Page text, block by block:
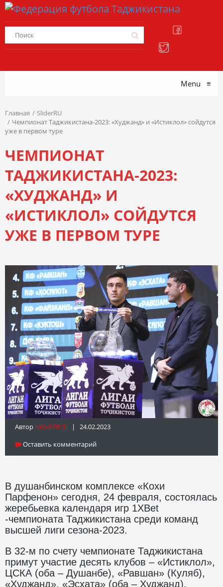
Menu ≡
Главная
SliderRU
Чемпионат Таджикистана-2023: «Худжанд» и «Истиклол» сойдутся
уже в первом туре
ЧЕМПИОНАТ
ТАДЖИКИСТАНА-2023:
«ХУДЖАНД» И
«ИСТИКЛОЛ» СОЙДУТСЯ
УЖЕ В ПЕРВОМ ТУРЕ
Автор Info@fft.tj | 24.02.2023
Оставить комментарий
В душанбинском комплексе «Кохи
Парфенон» сегодня, 24 февраля, состоялась
жеребьевка календаря игр 1XBet
-чемпионата Таджикистана среди команд
высшей лиги сезона-2023.
В 32-м по счету чемпионате Таджикистана
примут участие десять клубов – «Истиклол»,
ЦСКА (оба – Душанбе), «Равшан» (Куляб),
«Худжанд», «Эсхата» (оба – Худжанд),